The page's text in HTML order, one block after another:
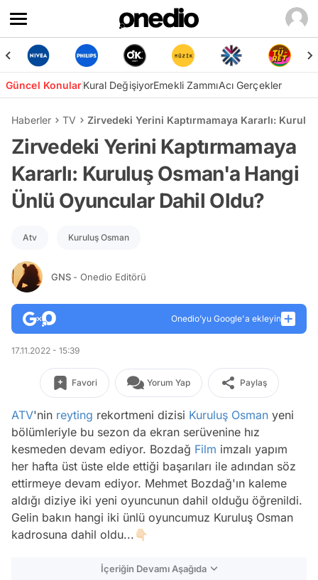
Güncel KonularKural DeğişiyorEmekli ZammıAcı Gerçekler
Haberler TV Zirvedeki Yerini Kaptırmamaya Kararlı:
Zirvedeki Yerini Kaptırmamaya
Kararlı: Kuruluş Osman'a Hangi
Ünlü Oyuncular Dahil Oldu?
Atv Kuruluş Osman
GNS - Onedio Editörü
Onedio’yu Google'a ekleyin
17.11.2022 - 15:39
Favori Yorum Yap Paylaş
ATV'nin reyting rekortmeni dizisi Kuruluş Osman yeni
bölümleriyle bu sezon da ekran serüvenine hız
kesmeden devam ediyor. Bozdağ Film imzalı yapım
her hafta üst üste elde ettiği başarıları ile adından söz
ettirmeye devam ediyor. Mehmet Bozdağ'ın kaleme
aldığı diziye iki yeni oyuncunun dahil olduğu öğrenildi.
Gelin bakın hangi iki ünlü oyuncumuz Kuruluş Osman
kadrosuna dahil oldu...👇🏻
İçeriğin Devamı Aşağıda